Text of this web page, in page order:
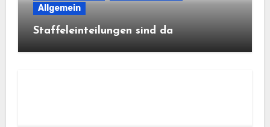
Allgemein
Staffeleinteilungen sind da